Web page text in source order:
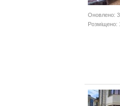
Оновлено:
Розміщено: